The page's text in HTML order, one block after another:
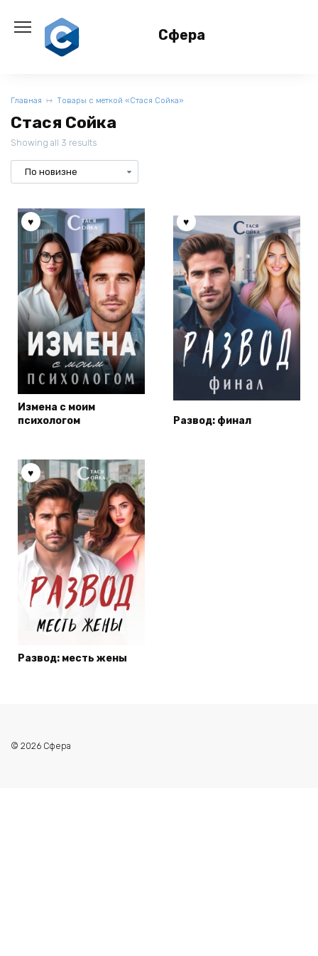
содержанию
Сфера
Главная Товары с меткой «Стася Сойка»
Стася Сойка
Showing all 3 results
Измена с моим
психологом
Развод: финал
Развод: месть жены
© 2026 Сфера